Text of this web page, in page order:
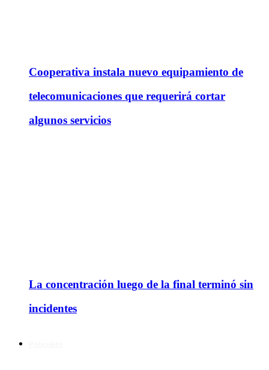
Cooperativa instala nuevo equipamiento de
telecomunicaciones que requerirá cortar
algunos servicios
La concentración luego de la final terminó sin
incidentes